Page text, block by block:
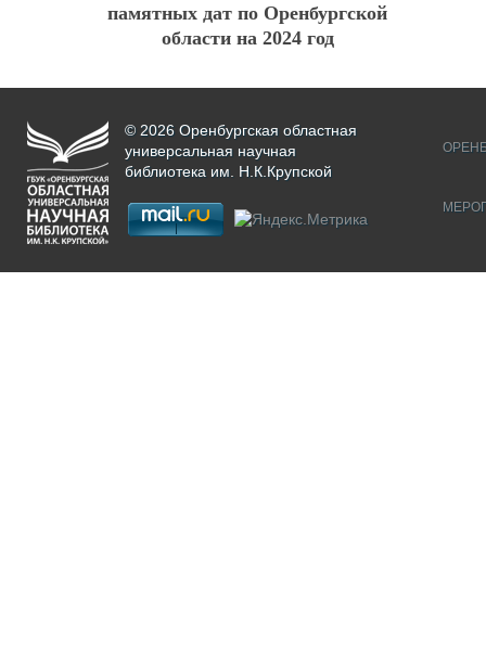
памятных дат по Оренбургской
области на 2024 год
© 2026 Оренбургская областная
универсальная научная
библиотека им. Н.К.Крупской